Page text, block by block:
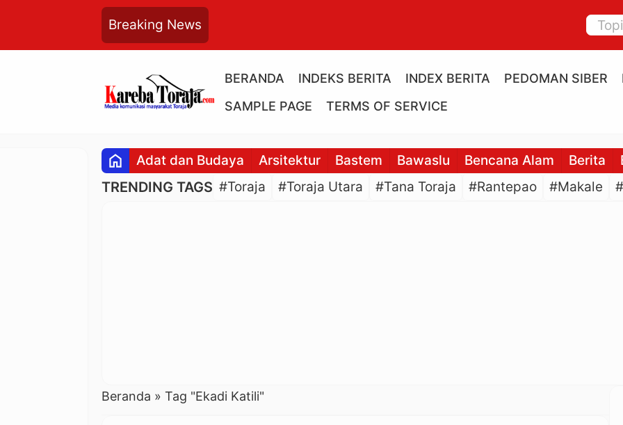
Breaking News
BERANDA INDEKS BERITA INDEX BERITA PEDOMAN SIBER
SAMPLE PAGE
TERMS OF SERVICE
home Adat dan Budaya Arsitektur Bastem Bawaslu Bencana Alam Berita
TRENDING TAGS #Toraja #Toraja Utara #Tana Toraja #Rantepao #Makale
Beranda » Tag "Ekadi Katili"